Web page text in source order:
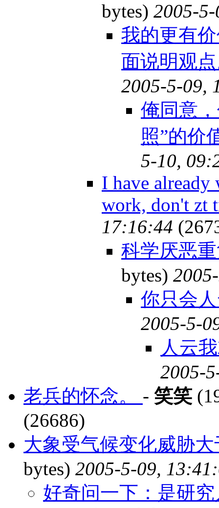
bytes) 2005-
我的更有
面说明观
2005-5-09,
俺同意
照”的价
5-10,
I have
work, don't zt
17:16:44
科学厌恶
bytes)
你只会
2005-5-
人云
2005-
老兵的怀念。 - 笑笑
(26686)
大象受气候变化威胁
bytes) 2005-5-09,
好奇问一下：是研究